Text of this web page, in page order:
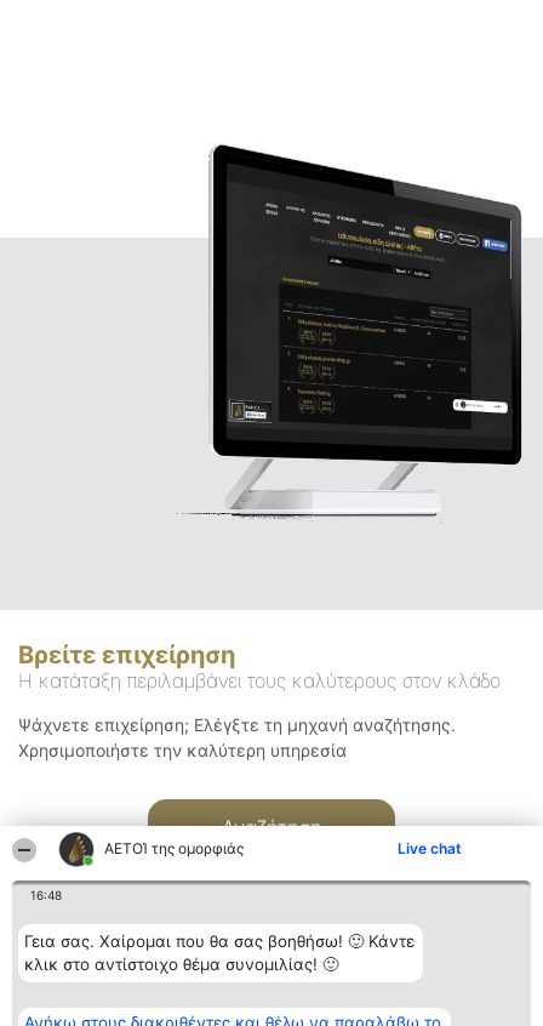
ΑΕΤΟΊ της ομορφιάς Live chat
16:48
Γεια σας. Χαίρομαι που θα σας βοηθήσω! 🙂 Κάντε
κλικ στο αντίστοιχο θέμα συνομιλίας! 🙂
Βρείτε επιχείρηση
Η κατάταξη περιλαμβάνει τους καλύτερους στον κλάδο
Ψάχνετε επιχείρηση; Ελέγξτε τη μηχανή αναζήτησης.
Χρησιμοποιήστε την καλύτερη υπηρεσία
Αναζήτηση
Διοργανωτής της
κατάταξης
Κατάταξη
Διακριθέντες
Επικοινωνία
Επικοινωνία